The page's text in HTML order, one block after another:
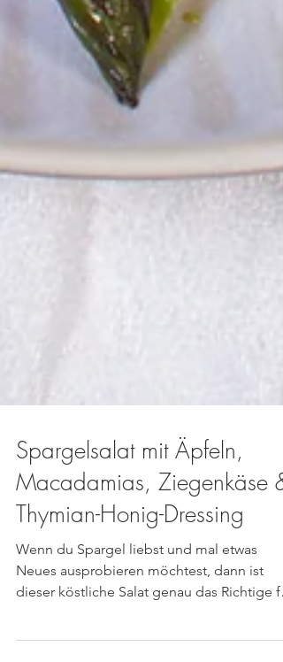
Spargelsalat mit Äpfeln,
Macadamias, Ziegenkäse &
Thymian-Honig-Dressing
Wenn du Spargel liebst und mal etwas
dieser köstliche Salat genau das Richtige